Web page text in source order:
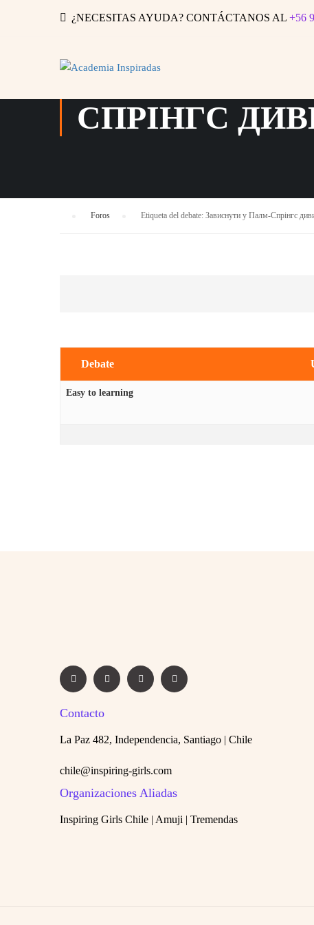
¿NECESITAS AYUDA? CONTÁCTANOS AL +56
ETIQUETA
СПРІНГС
Foros Etiqueta del debate: Зависнути у Палм-Спрінгс
Debate
Easy to learning
Contacto
La Paz 482, Independencia, Santiago | Chile
chile@inspiring-girls.com
Organizaciones Aliadas
Inspiring Girls Chile | Amuji | Tremendas